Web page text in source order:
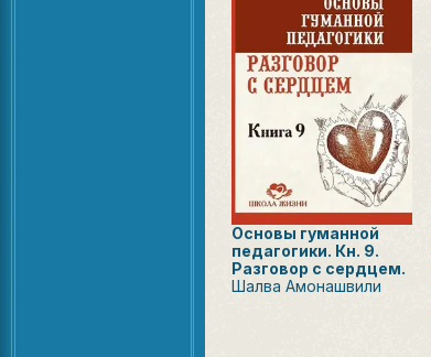
Основы гуманной
педагогики. Кн. 9.
Разговор с сердцем.
Шалва Амонашвили